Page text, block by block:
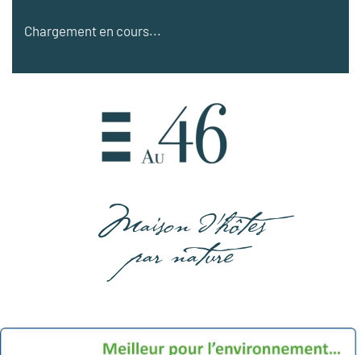
Chargement en cours...
Maison d'hôtes
par nature